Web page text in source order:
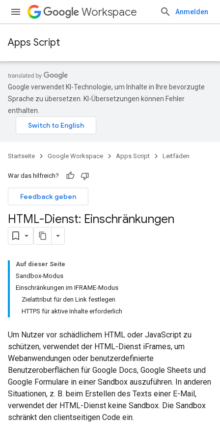
Workspace Anmelden
Apps Script
Google verwendet KI-Technologie, um Inhalte in Ihre bevorzugte
Sprache zu übersetzen. KI-Übersetzungen können Fehler
enthalten.
Startseite Google Workspace Apps Script Leitfäden
War das hilfreich?
Feedback geben
HTML-Dienst: Einschränkungen
Auf dieser Seite
Sandbox-Modus
Einschränkungen im IFRAME-Modus
Zielattribut für den Link festlegen
HTTPS für aktive Inhalte erforderlich
Um Nutzer vor schädlichem HTML oder JavaScript zu
schützen, verwendet der HTML-Dienst iFrames, um
Webanwendungen oder benutzerdefinierte
Benutzeroberflächen für Google Docs, Google Sheets und
Google Formulare in einer Sandbox auszuführen. In anderen
Situationen, z. B. beim Erstellen des Texts einer E-Mail,
verwendet der HTML-Dienst keine Sandbox. Die Sandbox
schränkt den clientseitigen Code ein.